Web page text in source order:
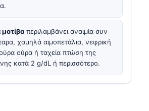
μοτίβα περιλαμβάνει αναιμία συν
χαμηλά αιμοπετάλια, νεφρική
ούρα ή ταχεία πτώση της
κατά 2 g/dL ή περισσότερο.